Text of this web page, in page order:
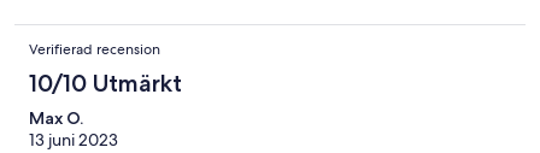
Verifierad recension
10/10 Utmärkt
Max O.
13 juni 2023